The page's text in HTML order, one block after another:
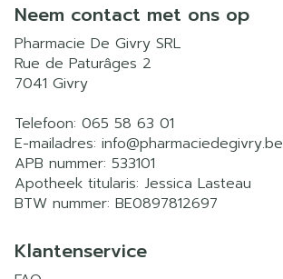
Neem contact met ons op
Pharmacie De Givry SRL
Rue de Paturâges 2
7041 Givry
Telefoon: 065 58 63 01
E-mailadres: info@pharmaciedegivry.be
APB nummer: 533101
Apotheek titularis: Jessica Lasteau
BTW nummer: BE0897812697
Klantenservice